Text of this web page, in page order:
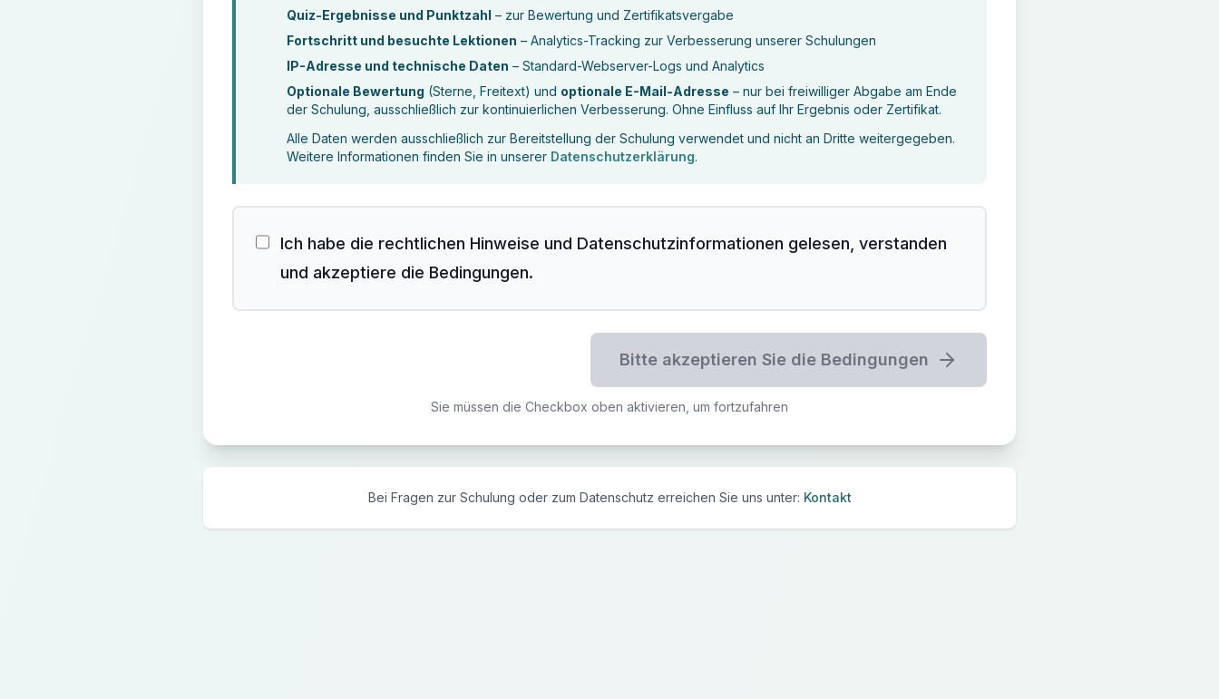
Quiz-Ergebnisse und Punktzahl – zur Bewertung und Zertifikatsvergabe
Fortschritt und besuchte Lektionen – Analytics-Tracking zur Verbesserung unserer Schulungen
IP-Adresse und technische Daten – Standard-Webserver-Logs und Analytics
Optionale Bewertung (Sterne, Freitext) und optionale E-Mail-Adresse – nur bei freiwilliger Abgabe am Ende
der Schulung, ausschließlich zur kontinuierlichen Verbesserung. Ohne Einfluss auf Ihr Ergebnis oder Zertifikat.
Alle Daten werden ausschließlich zur Bereitstellung der Schulung verwendet und nicht an Dritte weitergegeben.
Weitere Informationen finden Sie in unserer Datenschutzerklärung.
Ich habe die rechtlichen Hinweise und Datenschutzinformationen gelesen, verstanden
und akzeptiere die Bedingungen.
Bitte akzeptieren Sie die Bedingungen
Sie müssen die Checkbox oben aktivieren, um fortzufahren
Bei Fragen zur Schulung oder zum Datenschutz erreichen Sie uns unter: Kontakt